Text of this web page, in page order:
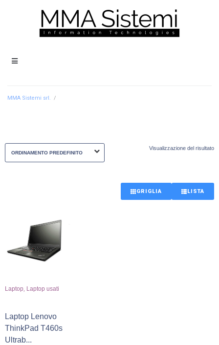
MMA Sistemi srl. /
Visualizzazione del risultato
GRIGLIA LISTA
Laptop, Laptop usati
Laptop Lenovo
ThinkPad T460s
Ultrab...